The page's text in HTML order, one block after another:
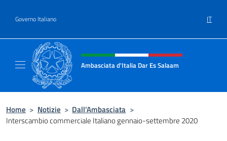
Governo Italiano IT
Intestazione sito, social e menù
Ambasciata d'Italia Dar Es Salaam
Home > Notizie > Dall’Ambasciata >
Interscambio commerciale Italiano gennaio-settembre 2020